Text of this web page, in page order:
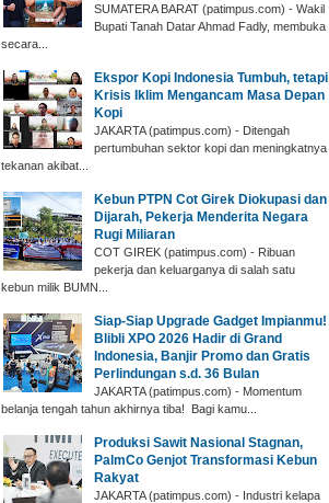
SUMATERA BARAT (p‎atimpus.com) - Wakil
Bupati Tanah Datar Ahmad Fadly, membuka
secara...
Ekspor Kopi Indonesia Tumbuh, tetapi
Krisis Iklim Mengancam Masa Depan
Kopi
JAKARTA (patimpus.com) - Ditengah
pertumbuhan sektor kopi dan meningkatnya
tekanan akibat...
Kebun PTPN Cot Girek Diokupasi dan
Dijarah, Pekerja Menderita Negara
Rugi Miliaran
COT GIREK (patimpus.com) - Ribuan
pekerja dan keluarganya di salah satu
kebun milik BUMN...
Siap-Siap Upgrade Gadget Impianmu!
Blibli XPO 2026 Hadir di Grand
Indonesia, Banjir Promo dan Gratis
Perlindungan s.d. 36 Bulan
JAKARTA (patimpus.com) - Momentum
belanja tengah tahun akhirnya tiba! Bagi kamu...
Produksi Sawit Nasional Stagnan,
PalmCo Genjot Transformasi Kebun
Rakyat
JAKARTA (patimpus.com) - Industri kelapa